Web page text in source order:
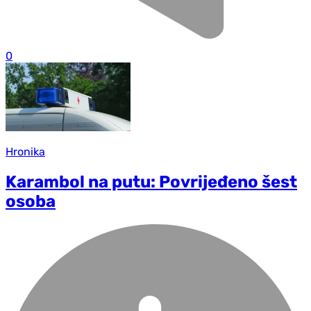
0
Hronika
Karambol na putu: Povrijeđeno šest
osoba